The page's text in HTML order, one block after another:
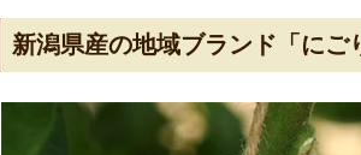
新潟県産の地域ブランド「にご